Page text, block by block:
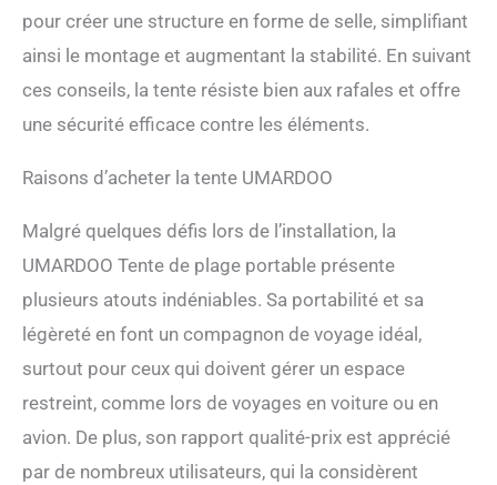
plus forts. Avec des sacs de
sable inclus, vous pouvez
profiter de votre temps à la
plage sans vous soucier
Conseils : Par temps
trou profond près du sac de
sable dans le trou et le
couvrir, de sorte que la tente
sera plus stable.
pour créer une structure en forme de selle, simplifiant
ainsi le montage et augmentant la stabilité. En suivant
ces conseils, la tente résiste bien aux rafales et offre
une sécurité efficace contre les éléments.
Raisons d’acheter la tente UMARDOO
Malgré quelques défis lors de l’installation, la
UMARDOO Tente de plage portable présente
plusieurs atouts indéniables. Sa portabilité et sa
légèreté en font un compagnon de voyage idéal,
surtout pour ceux qui doivent gérer un espace
restreint, comme lors de voyages en voiture ou en
avion. De plus, son rapport qualité-prix est apprécié
par de nombreux utilisateurs, qui la considèrent